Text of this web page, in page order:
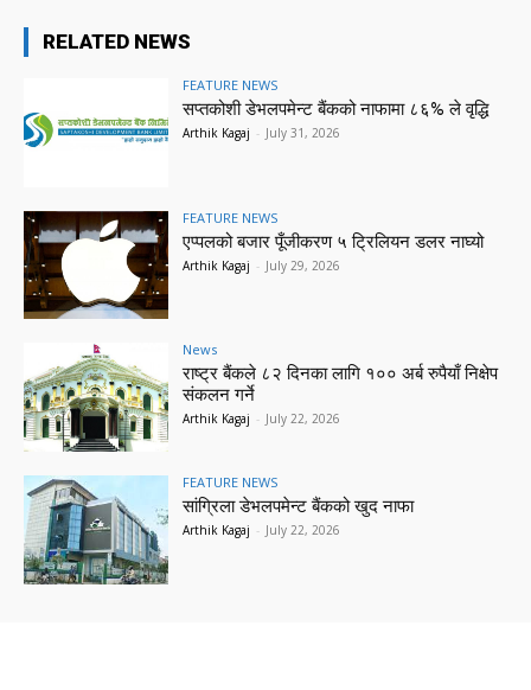
RELATED NEWS
FEATURE NEWS
सप्तकोशी डेभलपमेन्ट बैंकको नाफामा ८६% ले वृद्धि
Arthik Kagaj - July 31, 2026
FEATURE NEWS
एप्पलको बजार पूँजीकरण ५ ट्रिलियन डलर नाघ्यो
Arthik Kagaj - July 29, 2026
News
राष्ट्र बैंकले ८२ दिनका लागि १०० अर्ब रुपैयाँ निक्षेप
संकलन गर्ने
Arthik Kagaj - July 22, 2026
FEATURE NEWS
सांग्रिला डेभलपमेन्ट बैंकको खुद नाफा
Arthik Kagaj - July 22, 2026